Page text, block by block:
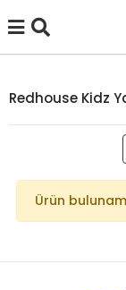
Redhouse Kidz
Ürün